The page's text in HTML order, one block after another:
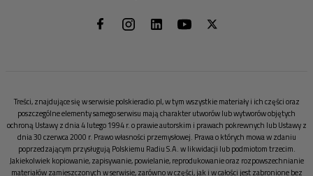
Treści, znajdujące się w serwisie polskieradio.pl, w tym wszystkie materiały i ich części oraz
poszczególne elementy samego serwisu mają charakter utworów lub wytworów objętych
ochroną Ustawy z dnia 4 lutego 1994 r. o prawie autorskim i prawach pokrewnych lub Ustawy z
dnia 30 czerwca 2000 r. Prawo własności przemysłowej. Prawa o których mowa w zdaniu
poprzedzającym przysługują Polskiemu Radiu S.A. w likwidacji lub podmiotom trzecim.
Jakiekolwiek kopiowanie, zapisywanie, powielanie, reprodukowanie oraz rozpowszechnianie
materiałów zamieszczonych w serwisie, zarówno w części, jak i w całości jest zabronione bez